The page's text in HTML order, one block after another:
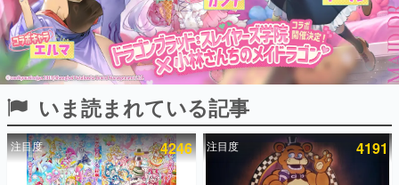
ピックアップ
電ファミのいま読まれている記事ランキング
いま読まれている記事
注目度 4246 注目度 4191